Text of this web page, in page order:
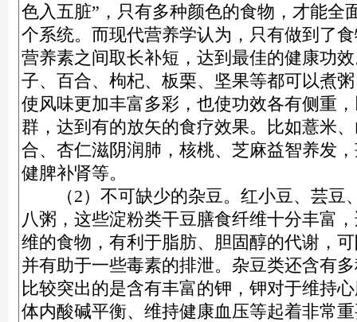
色入五脏”，只有多种颜色的食物，才能全
个系统。而现代营养学认为，只有做到了
营养素之间取长补短，达到最佳的健康功
子、百合、枸杞、板栗、坚果等都可以煮
使风味更加丰富多彩，也使功效各有侧重
群，达到有的放矢的食疗效果。比如薏米
合、杏仁滋阴润肺，核桃、芝麻益智养发
健脾补肾等。
（2）不可缺少的杂豆。红小豆、芸豆
八粥，这些淀粉类干豆膳食纤维十分丰富
维的食物，有利于脂肪、胆固醇的代谢，
并有助于一些毒素的排泄。杂豆类还含有
比较突出的是含有丰富的钾，钾对于维持
体内酸碱平衡、维持健康血压等起着非常